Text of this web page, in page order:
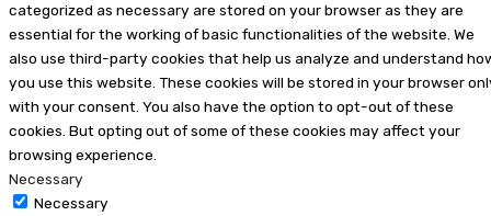
categorized as necessary are stored on your browser as they are
essential for the working of basic functionalities of the website. We
also use third-party cookies that help us analyze and understand
you use this website. These cookies will be stored in your browser
with your consent. You also have the option to opt-out of these
cookies. But opting out of some of these cookies may affect your
browsing experience.
Necessary
Necessary